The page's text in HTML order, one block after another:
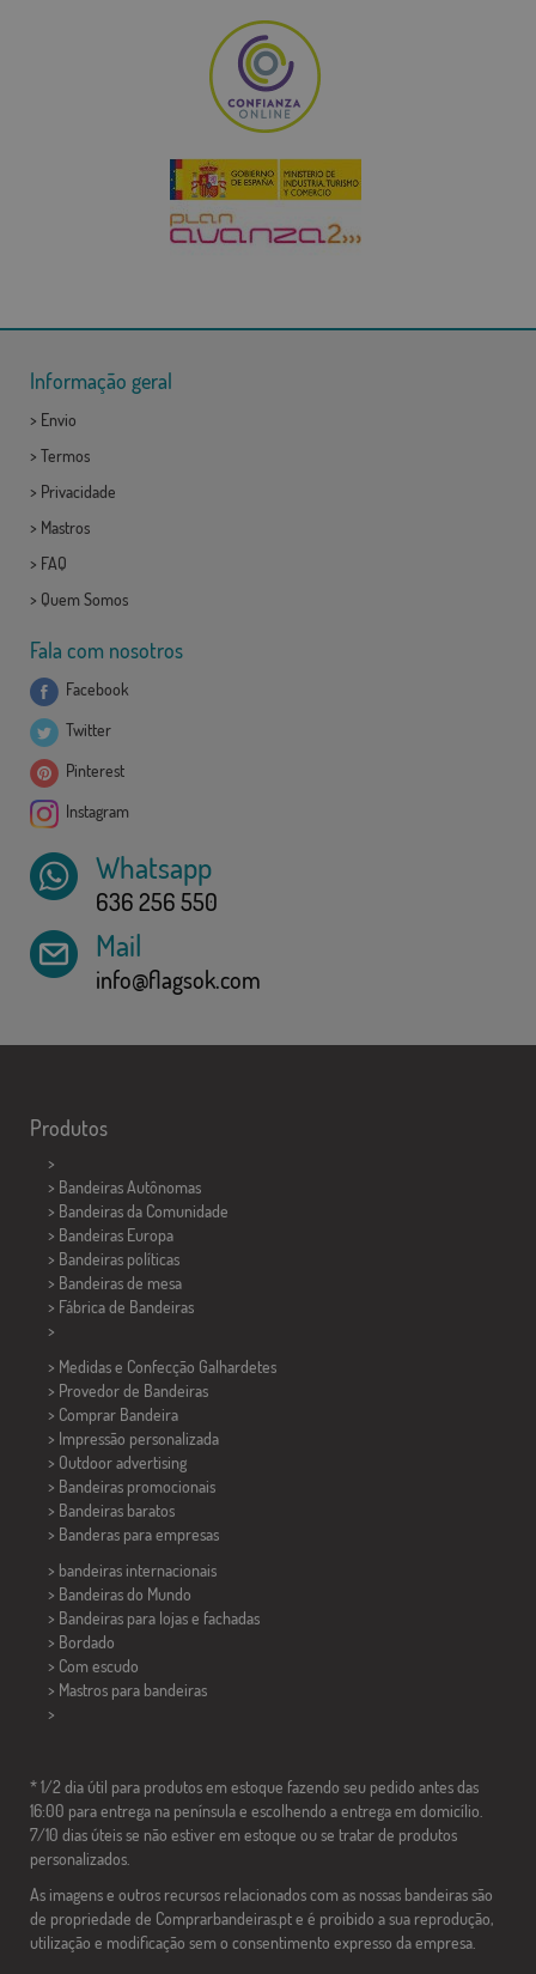
Informação geral
> Envio
> Termos
> Privacidade
> Mastros
> FAQ
> Quem Somos
Fala com nosotros
Facebook
Twitter
Pinterest
Instagram
Whatsapp
636 256 550
Mail
info@flagsok.com
Produtos
>
> Bandeiras Autônomas
> Bandeiras da Comunidade
> Bandeiras Europa
> Bandeiras políticas
> Bandeiras de mesa
> Fábrica de Bandeiras
>
> Medidas e Confecção Galhardetes
> Provedor de Bandeiras
> Comprar Bandeira
> Impressão personalizada
> Outdoor advertising
> Bandeiras promocionais
> Bandeiras baratos
> Banderas para empresas
> bandeiras internacionais
> Bandeiras do Mundo
> Bandeiras para lojas e fachadas
> Bordado
> Com escudo
> Mastros para bandeiras
>
* 1/2 dia útil para produtos em estoque fazendo seu pedido antes das
16:00 para entrega na península e escolhendo a entrega em domicílio.
7/10 dias úteis se não estiver em estoque ou se tratar de produtos
personalizados.
As imagens e outros recursos relacionados com as nossas bandeiras são
de propriedade de Comprarbandeiras.pt e é proibido a sua reprodução,
utilização e modificação sem o consentimento expresso da empresa.